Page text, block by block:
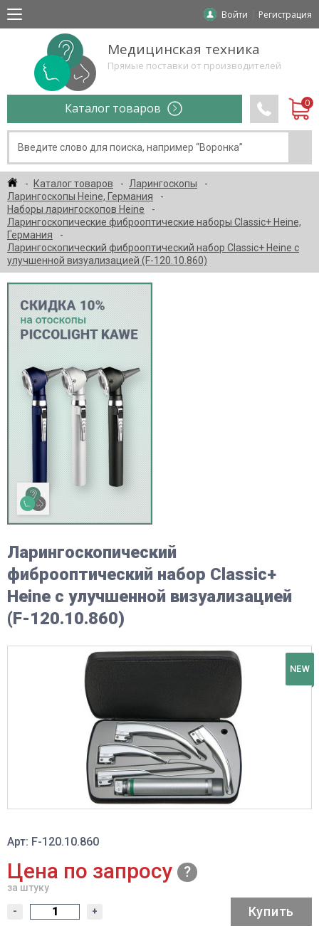
Войти Регистрация
Медицинская техника
Прямые поставки от производителей
Каталог товаров
Каталог товаров
Ларингоскопы
Ларингоскопы Heine, Германия
Наборы ларингоскопов Heine
Ларингоскопические фиброоптические наборы Classic+ Heine,
Германия
Ларингоскопический фиброоптический набор Classic+ Heine с
улучшенной визуализацией (F-120.10.860)
Ларингоскопический
фиброоптический набор Classic+
Heine с улучшенной визуализацией
(F-120.10.860)
NEW
Арт: F-120.10.860
Цена по запросу
за штуку
- + Купить